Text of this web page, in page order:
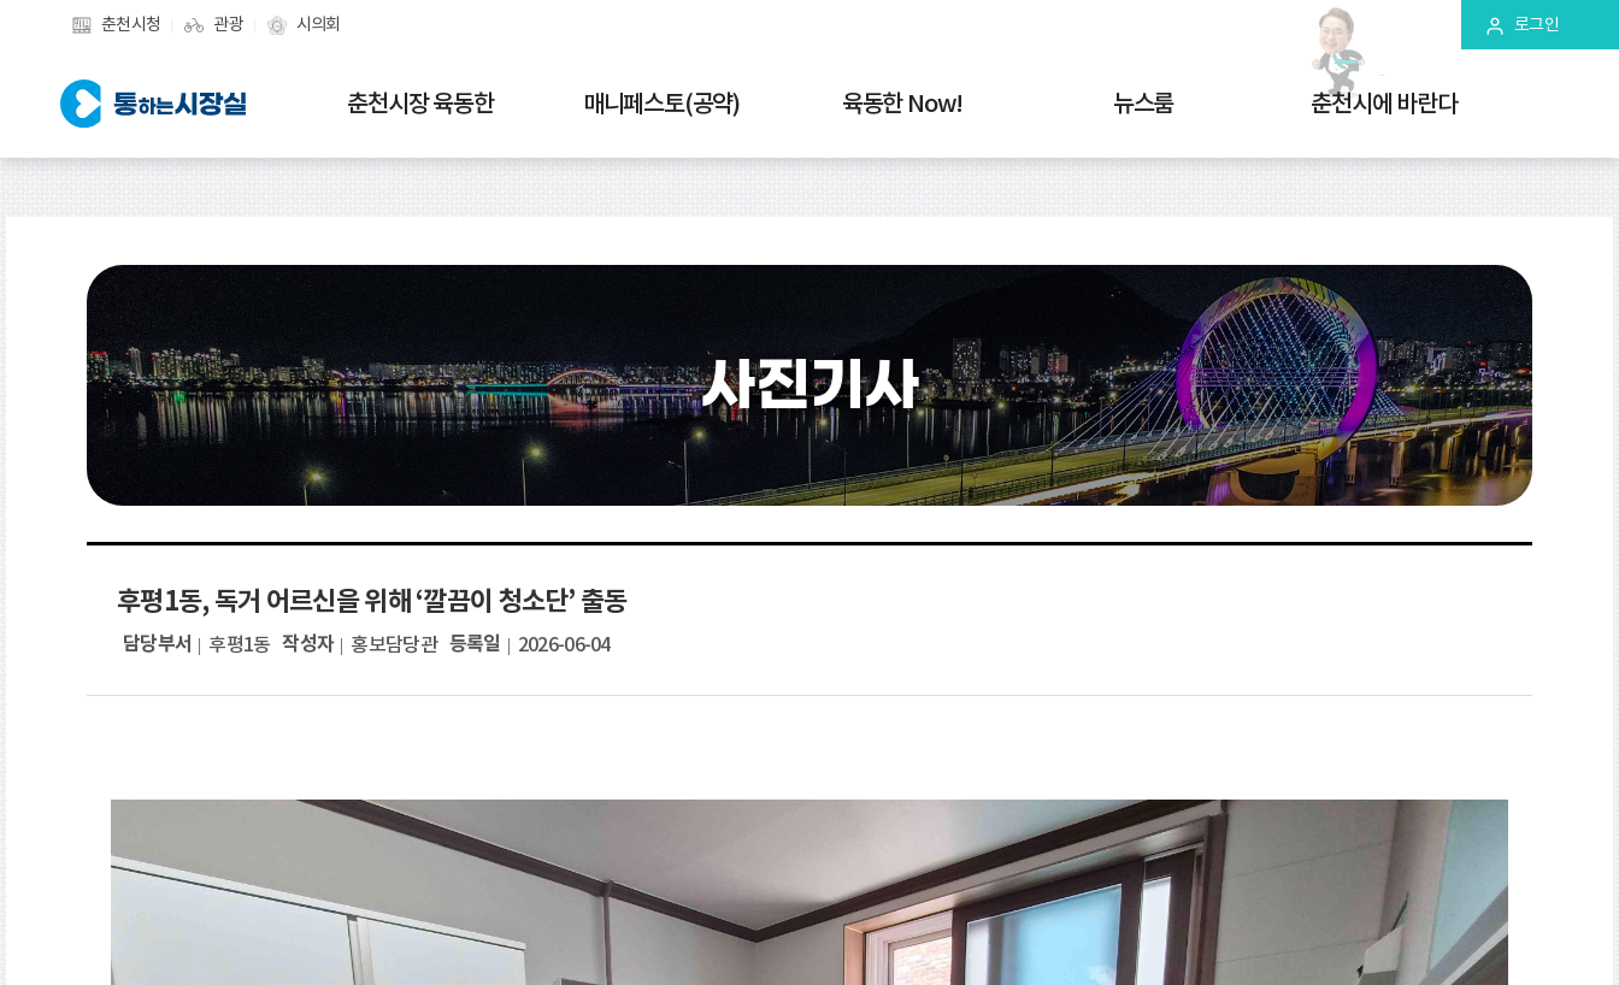
춘천시청 관광 시의회 로그인
춘천시장 육동한 매니페스토(공약) 육동한 Now! 뉴스룸 춘천시에 바란다
사진기사
후평1동, 독거 어르신을 위해 ‘깔끔이 청소단’ 출동
담당부서 후평1동 작성자 홍보담당관 등록일 2026-06-04